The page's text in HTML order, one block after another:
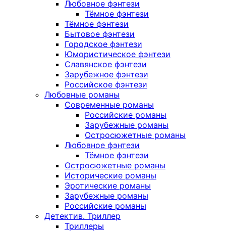
Любовное фэнтези
Тёмное фэнтези
Тёмное фэнтези
Бытовое фэнтези
Городское фэнтези
Юмористическое фэнтези
Славянское фэнтези
Зарубежное фэнтези
Российское фэнтези
Любовные романы
Современные романы
Российские романы
Зарубежные романы
Остросюжетные романы
Любовное фэнтези
Тёмное фэнтези
Остросюжетные романы
Исторические романы
Эротические романы
Зарубежные романы
Российские романы
Детектив. Триллер
Триллеры